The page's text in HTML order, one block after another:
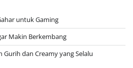
untuk Gaming
Makin Berkembang
Gurih dan Creamy yang Selalu